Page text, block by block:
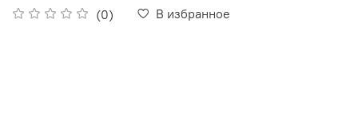
(0) В избранное